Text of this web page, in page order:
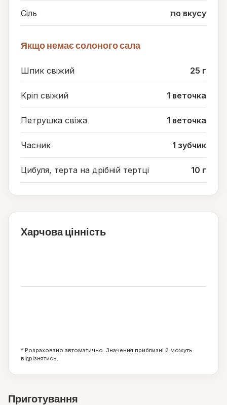
Сіль по вкусу
Якщо немає солоного сала
Шпик свіжий 25 г
Кріп свіжий 1 веточка
Петрушка свіжа 1 веточка
Часник 1 зубчик
Цибуля, терта на дрібній тертці 10 г
Харчова цінність
* Розраховано автоматично. Значення приблизні й можуть
відрізнятись.
Приготування